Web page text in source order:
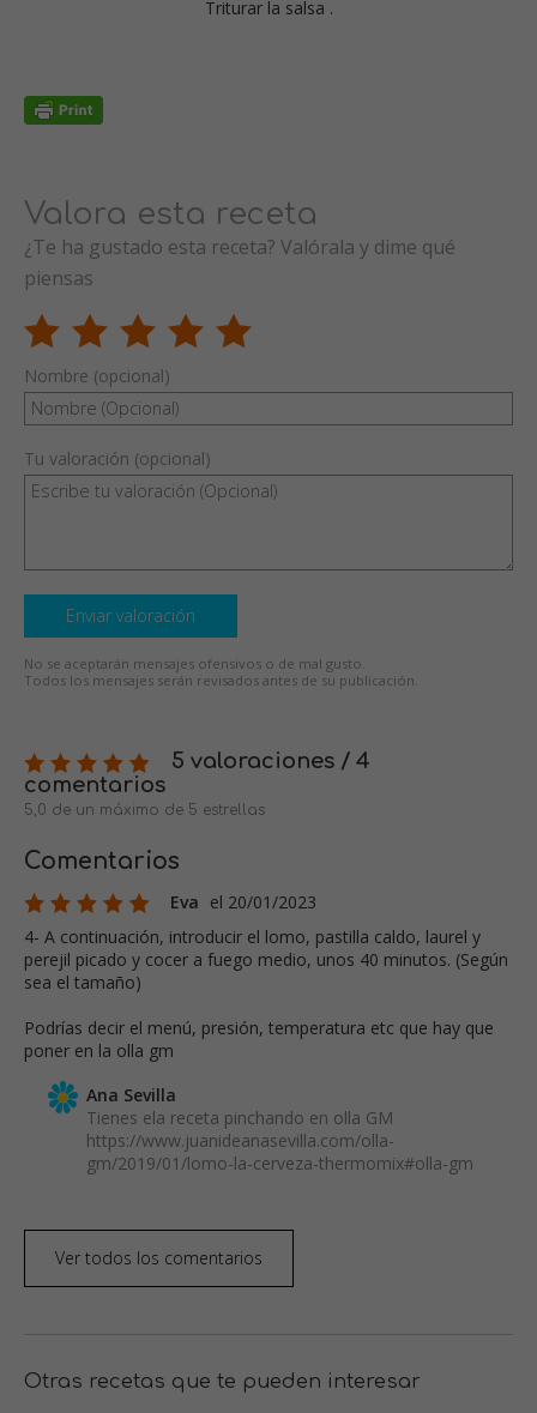
Triturar la salsa .
Valora esta receta
¿Te ha gustado esta receta? Valórala y dime qué
piensas
Nombre (opcional)
Tu valoración (opcional)
Enviar valoración
No se aceptarán mensajes ofensivos o de mal gusto.
Todos los mensajes serán revisados antes de su publicación.
5 valoraciones / 4
comentarios
5,0 de un máximo de 5 estrellas
Comentarios
Eva el 20/01/2023
4- A continuación, introducir el lomo, pastilla caldo, laurel y
perejil picado y cocer a fuego medio, unos 40 minutos. (Según
sea el tamaño)
Podrías decir el menú, presión, temperatura etc que hay que
poner en la olla gm
Ana Sevilla
Tienes ela receta pinchando en olla GM
https://www.juanideanasevilla.com/olla-
gm/2019/01/lomo-la-cerveza-thermomix#olla-gm
Ver todos los comentarios
Otras recetas que te pueden interesar